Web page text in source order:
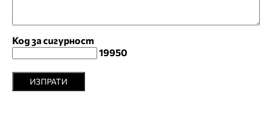
Код за сигурност
19950
ИЗПРАТИ